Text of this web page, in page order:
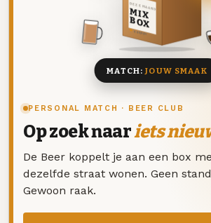
PERSONAL MATCH · BEER CLUB
Op zoek naariets
De Beer koppelt je aan een box
dezelfde straat wonen. Geen
Gewoon raak.
DEZE MAAND
MIX
BOX
8 BIEREN
MATCH:JOUW SMAAK